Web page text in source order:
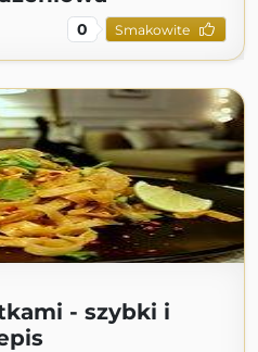
0 Smakowite
- szybki i